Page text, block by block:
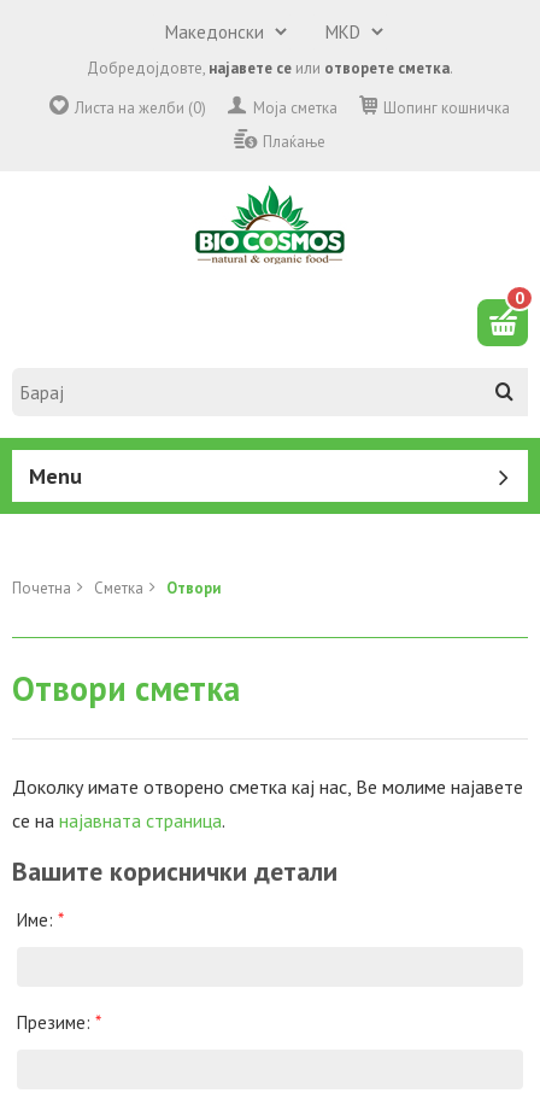
Добредојдовте, најавете се или отворете сметка.
Листа на желби (0)
Моја сметка
Шопинг кошничка
Плаќање
0
Menu
Почетна Сметка Отвори
Отвори сметка
Доколку имате отворено сметка кај нас, Ве молиме најавете
се на најавната страница.
Вашите кориснички детали
Име: *
Презиме: *